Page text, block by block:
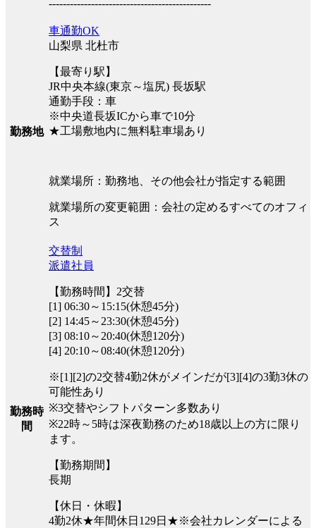
----------------------------------------------
勤務地
車通勤OK
山梨県 北杜市
【最寄り駅】
JR中央本線(東京～塩尻) 長坂駅
通勤手段：車
※中央道長坂ICから車で10分
★工場敷地内に無料駐車場あり
就業場所：勤務地、その他会社が指定する範囲
就業場所の変更範囲：会社の定めるすべてのオフィ
ス
勤務時
間
交替制
派遣社員
【勤務時間】2交替
[1] 06:30～15:15(休憩45分)
[2] 14:45～23:30(休憩45分)
[3] 08:10～20:40(休憩120分)
[4] 20:10～08:40(休憩120分)
※[1][2]の2交替4勤2休がメインだが[3][4]の3勤3休の
可能性あり
※3交替やシフトパターン多数あり
※22時～5時は深夜勤務のため18歳以上の方に限り
ます。
【勤務期間】
長期
【休日・休暇】
4勤2休★年間休日129日★※会社カレンダーによる